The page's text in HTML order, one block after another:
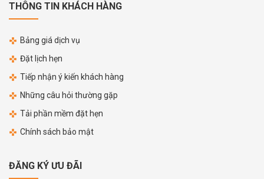
THÔNG TIN KHÁCH HÀNG
Bảng giá dịch vụ
Đặt lịch hẹn
Tiếp nhận ý kiến khách hàng
Những câu hỏi thường gặp
Tải phần mềm đặt hẹn
Chính sách bảo mật
ĐĂNG KÝ ƯU ĐÃI